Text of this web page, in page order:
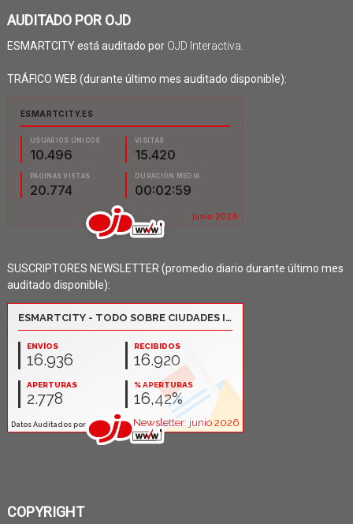
AUDITADO POR OJD
ESMARTCITY está auditado por OJD Interactiva.
TRÁFICO WEB (durante último mes auditado disponible):
SUSCRIPTORES NEWSLETTER (promedio diario durante último mes
auditado disponible):
COPYRIGHT